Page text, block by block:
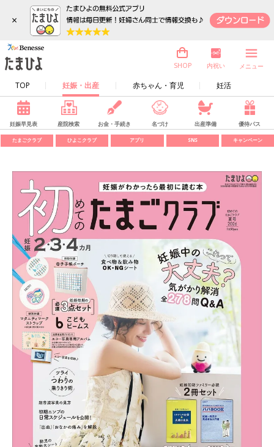
×
TOP 妊娠・出産 赤ちゃん・育児 妊活
SHOP 内祝い メニュー
妊娠早見表 産院検索 お金・手続き 名づけ 出産準備 優待パス
たまごクラブ ひよこクラブ アプリ SNS キャンペーン